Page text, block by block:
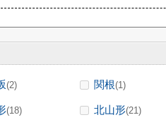
(2) 関根(1)
(18) 北山形(21)